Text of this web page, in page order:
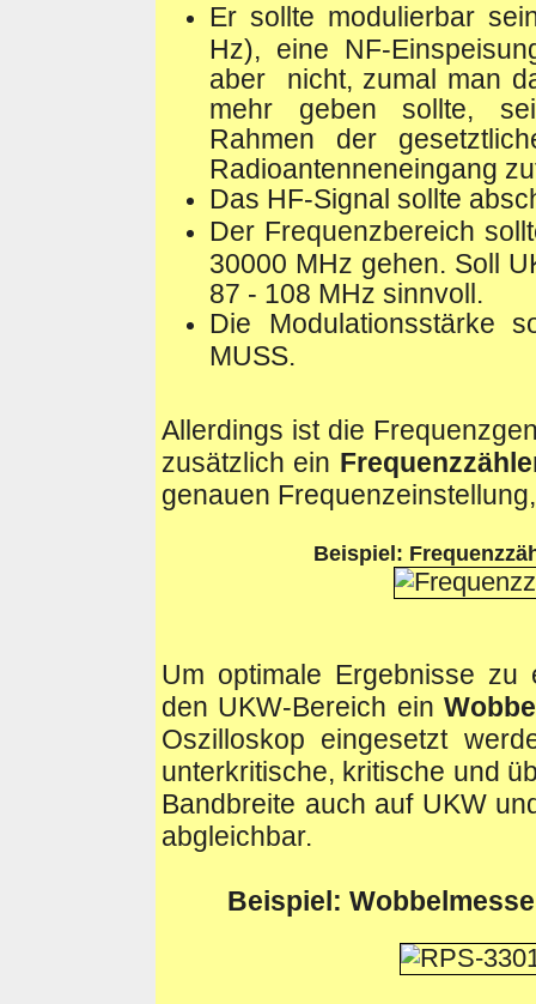
Er sollte modulierbar
Hz), eine NF-
aber nicht, zumal man
mehr geben sollte,
Rahmen der
Radioantenneneingang
Das HF-Signal sollte
Der Frequenzbereich
30000 MHz gehen. Soll
87 - 108 MHz sinnvoll.
Die Modulationsstärke
MUSS.
Allerdings ist die
zusätzlich ein
genauen
Beispiel:
Um optimale Ergebnisse zu
den UKW-Bereich ein
Oszilloskop eingesetzt
unterkritische, kritische und
Bandbreite auch auf UKW
abgleichbar.
Beispiel: